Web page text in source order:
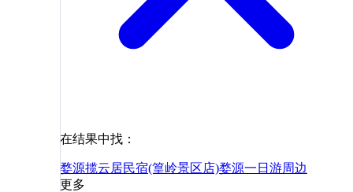
在结果中找：
婺源揽云居民宿(篁岭景区店)婺源一日游周边
更多